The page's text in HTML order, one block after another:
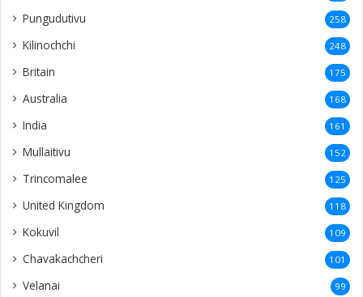
Pungudutivu 258
Kilinochchi 248
Britain 175
Australia 168
India 161
Mullaitivu 152
Trincomalee 125
United Kingdom 118
Kokuvil 109
Chavakachcheri 101
Velanai 99